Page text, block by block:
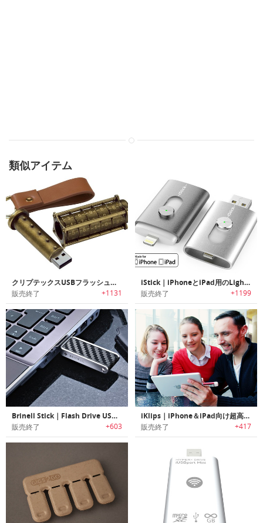
類似アイテム
クリプテックスUSBフラッシュドライブ
販売終了 +1131
iStick｜iPhoneとiPad用のLightningを備えたUSBフラッシュドライブ
販売終了 +1199
Brinell Stick｜Flash Drive USB 3.0 32 GB
販売終了 +603
iKlips｜iPhone＆iPad向け超高速フラッシュドライブ
販売終了 +417